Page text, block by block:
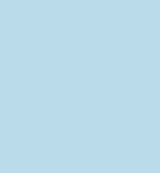
pozici
podnikatelské